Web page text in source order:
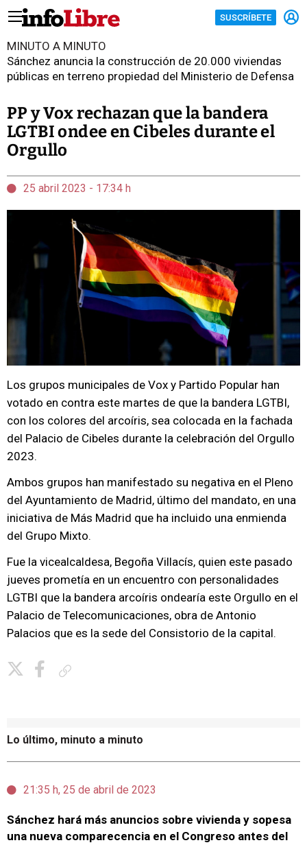
SUSCRÍBETE
MINUTO A MINUTO
Sánchez anuncia la construcción de 20.000 viviendas
públicas en terreno propiedad del Ministerio de Defensa
PP y Vox rechazan que la bandera
LGTBI ondee en Cibeles durante el
Orgullo
25 abril 2023 - 17:34 h
Los grupos municipales de Vox y Partido Popular han
votado en contra este martes de que la bandera LGTBI,
con los colores del arcoíris, sea colocada en la fachada
del Palacio de Cibeles durante la celebración del Orgullo
2023.
Ambos grupos han manifestado su negativa en el Pleno
del Ayuntamiento de Madrid, último del mandato, en una
iniciativa de Más Madrid que ha incluido una enmienda
del Grupo Mixto.
Fue la vicealcaldesa, Begoña Villacís, quien este pasado
jueves prometía en un encuentro con personalidades
LGTBI que la bandera arcoíris ondearía este Orgullo en el
Palacio de Telecomunicaciones, obra de Antonio
Palacios que es la sede del Consistorio de la capital.
Lo último, minuto a minuto
21:35 h, 25 de abril de 2023
Sánchez hará más anuncios sobre vivienda y sopesa
una nueva comparecencia en el Congreso antes del